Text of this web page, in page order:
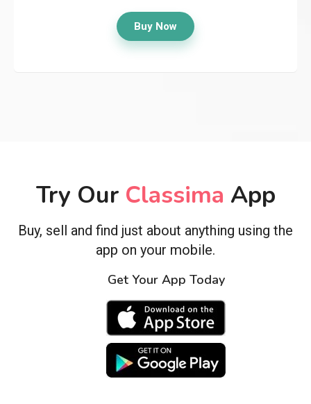
Buy Now
Try Our Classima App
Buy, sell and find just about anything using the
app on your mobile.
Get Your App Today